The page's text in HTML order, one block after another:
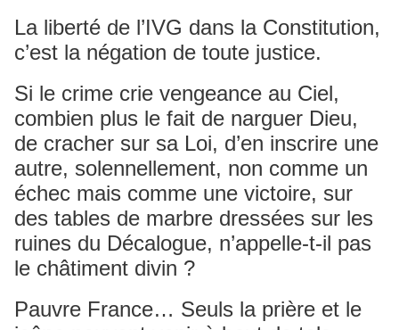
La liberté de l’IVG dans la Constitution,
c’est la négation de toute justice.
Si le crime crie vengeance au Ciel,
combien plus le fait de narguer Dieu,
de cracher sur sa Loi, d’en inscrire une
autre, solennellement, non comme un
échec mais comme une victoire, sur
des tables de marbre dressées sur les
ruines du Décalogue, n’appelle-t-il pas
le châtiment divin ?
Pauvre France… Seuls la prière et le